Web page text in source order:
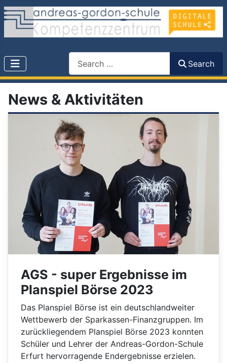
Search
News & Aktivitäten
AGS - super Ergebnisse im
Planspiel Börse 2023
Das Planspiel Börse ist ein deutschlandweiter
Wettbewerb der Sparkassen-Finanzgruppen. Im
zurückliegendem Planspiel Börse 2023 konnten
Schüler und Lehrer der Andreas-Gordon-Schule
Erfurt hervorragende Endergebnisse erzielen.